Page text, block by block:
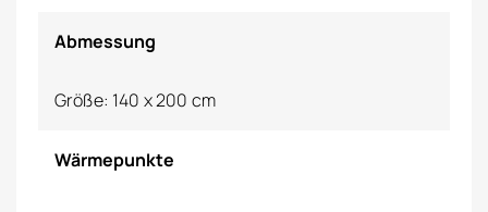
Abmessung
Größe: 140 x 200 cm
Wärmepunkte